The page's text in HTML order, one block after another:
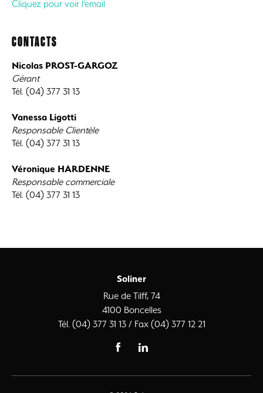
Cliquez pour voir l’email
CONTACTS
Nicolas PROST-GARGOZ
Gérant
Tél. (04) 377 31 13
Vanessa Ligotti
Responsable Clientèle
Tél. (04) 377 31 13
Véronique HARDENNE
Responsable commerciale
Tél. (04) 377 31 13
Soliner
Rue de Tilff, 74
4100 Boncelles
Tél. (04) 377 31 13 / Fax (04) 377 12 21